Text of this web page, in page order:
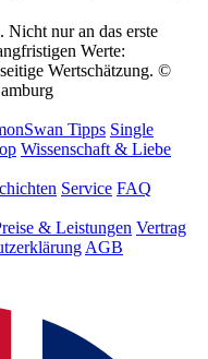
nur an das erste
Werte:
Wertschätzung. ©
Tipps Single
Wissenschaft & Liebe
Service FAQ
& Leistungen Vertrag
AGB